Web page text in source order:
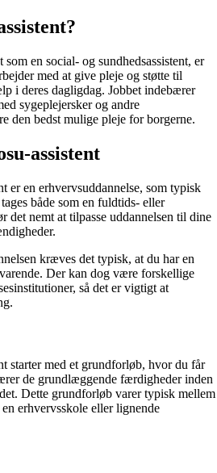
som en social- og sundhedsassistent, er
med at give pleje og støtte til
i deres dagligdag. Jobbet indebærer
sygeplejersker og andre
den bedst mulige pleje for borgerne.
assistent
er en erhvervsuddannelse, som typisk
både som en fuldtids- eller
det nemt at tilpasse uddannelsen til dine
kræves det typisk, at du har en
Der kan dog være forskellige
så det er vigtigt at
starter med et grundforløb, hvor du får
de grundlæggende færdigheder inden
Dette grundforløb varer typisk mellem
erhvervsskole eller lignende